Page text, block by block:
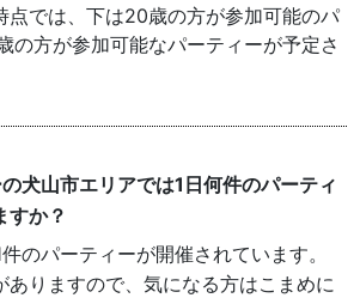
では、下は20歳の方が参加可能のパ
の方が参加可能なパーティーが予定さ
犬山市エリアでは1日何件のパーティ
すか？
のパーティーが開催されています。
ありますので、気になる方はこまめに